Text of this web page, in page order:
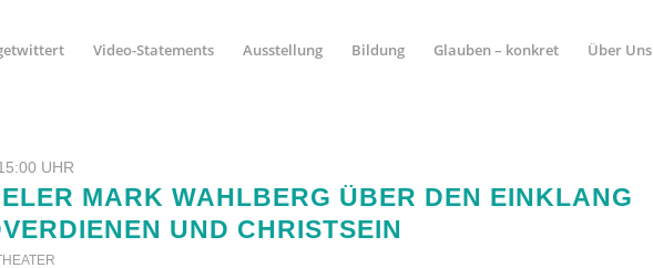
Video-Statements Ausstellung Bildung Glauben – konkret Über Uns
UHR
MARK WAHLBERG ÜBER DEN EINKLANG
UND CHRISTSEIN